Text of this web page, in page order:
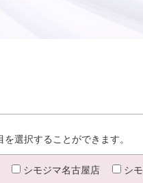
選択することができます。
シモジマ名古屋店 シ